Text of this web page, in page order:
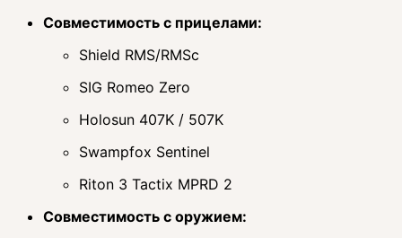
Совместимость с прицелами:
Shield RMS/RMSc
SIG Romeo Zero
Holosun 407K / 507K
Swampfox Sentinel
Riton 3 Tactix MPRD 2
Совместимость с оружием: